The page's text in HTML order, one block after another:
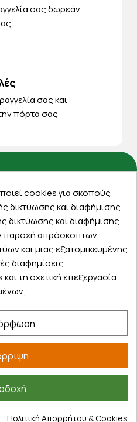
σας δωρεάν
σας και
πόρτα σας
cookies για σκοπούς
δικτύωσης και διαφήμισης.
δικτύωσης και διαφήμισης
παροχή απρόσκοπτων
και μιας εξατομικευμένης
διαφημίσεις.
τη σχετική επεξεργασία
Πολιτική Απορρήτου & Cookies